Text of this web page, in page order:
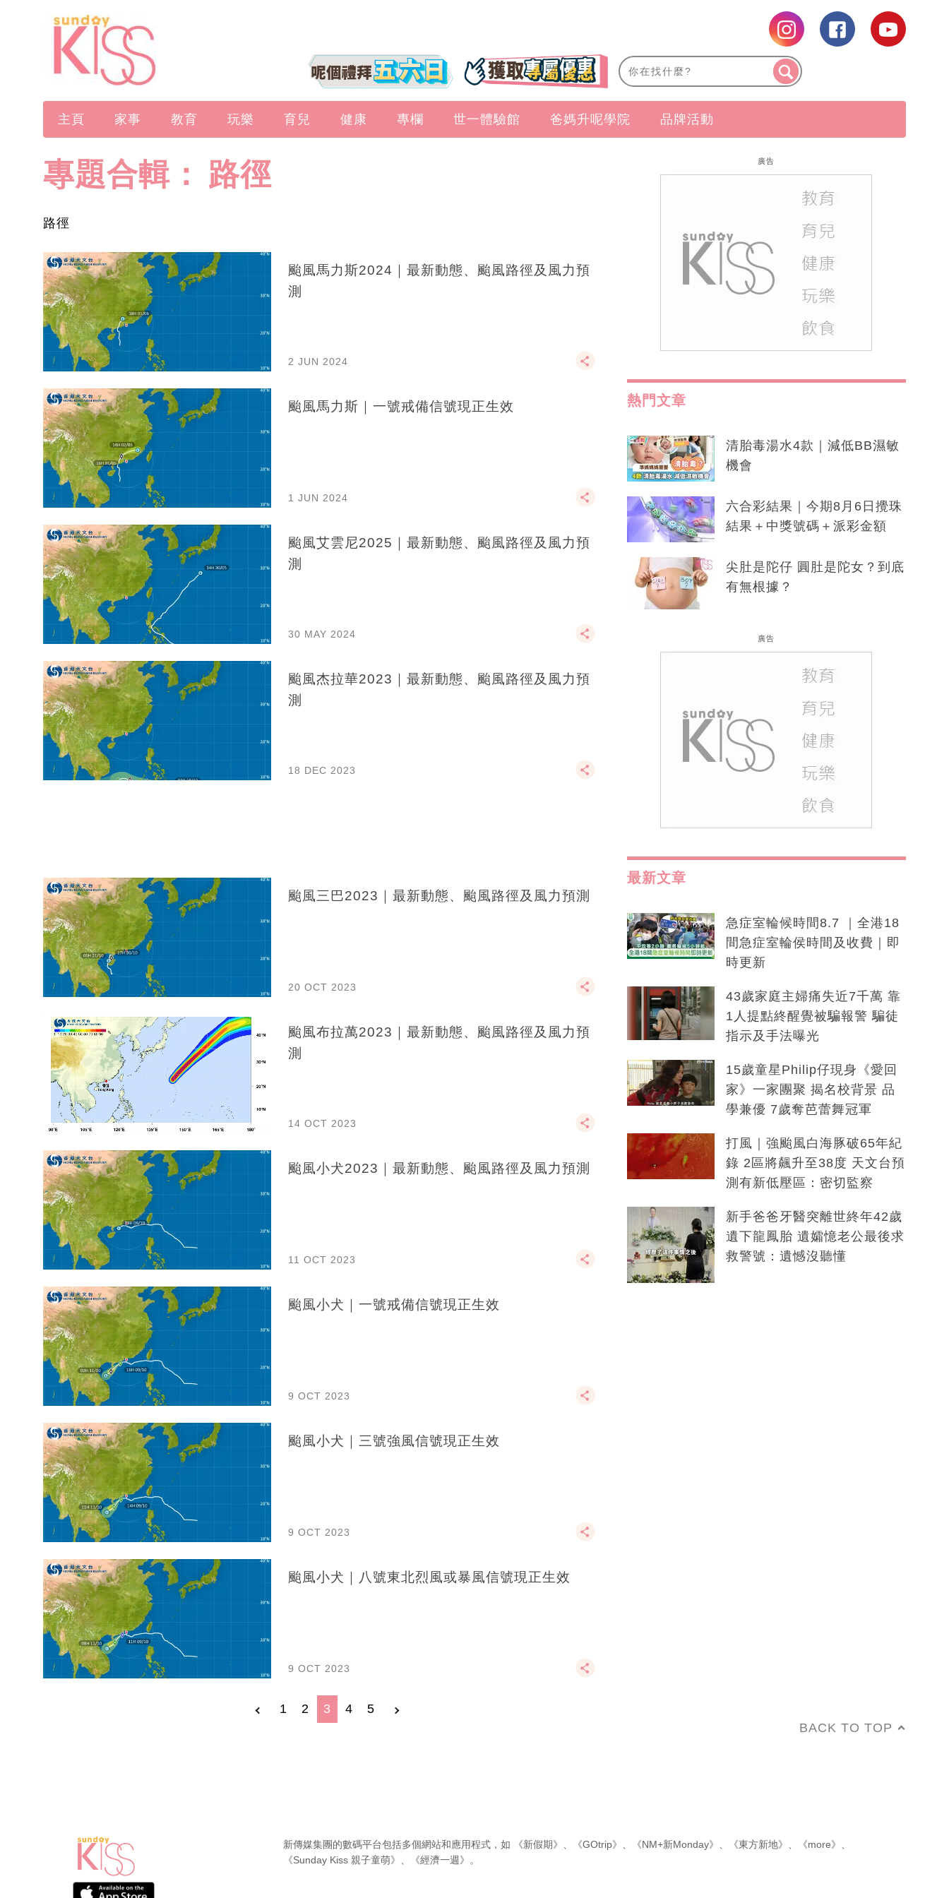
主頁 家事 教育 玩樂 育兒 健康 專欄 世一體驗館 爸媽升呢學院 品牌活動
專題合輯： 路徑
路徑
颱風馬力斯2024｜最新動態、颱風路徑及風力預
測
2 JUN 2024
颱風馬力斯｜一號戒備信號現正生效
1 JUN 2024
颱風艾雲尼2025｜最新動態、颱風路徑及風力預
測
30 MAY 2024
颱風杰拉華2023｜最新動態、颱風路徑及風力預
測
18 DEC 2023
颱風三巴2023｜最新動態、颱風路徑及風力預測
20 OCT 2023
颱風布拉萬2023｜最新動態、颱風路徑及風力預
測
14 OCT 2023
颱風小犬2023｜最新動態、颱風路徑及風力預測
11 OCT 2023
颱風小犬｜一號戒備信號現正生效
9 OCT 2023
颱風小犬｜三號強風信號現正生效
9 OCT 2023
颱風小犬｜八號東北烈風或暴風信號現正生效
9 OCT 2023
1 2 3 4 5
廣告
熱門文章
清胎毒湯水4款｜減低BB濕敏
機會
六合彩結果｜今期8月6日攪珠
結果＋中獎號碼＋派彩金額
尖肚是陀仔 圓肚是陀女？到底
有無根據？
廣告
最新文章
急症室輪候時間8.7 ｜全港18
間急症室輪侯時間及收費｜即
時更新
43歲家庭主婦痛失近7千萬 靠
1人提點終醒覺被騙報警 騙徒
指示及手法曝光
15歲童星Philip仔現身《愛回
家》一家團聚 揭名校背景 品
學兼優 7歲奪芭蕾舞冠軍
打風｜強颱風白海豚破65年紀
錄 2區將飆升至38度 天文台預
測有新低壓區：密切監察
新手爸爸牙醫突離世終年42歲
遺下龍鳳胎 遺孀憶老公最後求
救警號：遺憾沒聽懂
BACK TO TOP
新傳媒集團的數碼平台包括多個網站和應用程式，如 《新假期》 《GOtrip》 《NM+新Monday》 《東方新地》 《more》
《Sunday Kiss 親子童萌》
《經濟一週》 。